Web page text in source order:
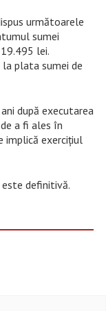
următoarele
sumei
lei.
plata sumei de
după executarea
a fi ales în
implică exercițiul
definitivă.